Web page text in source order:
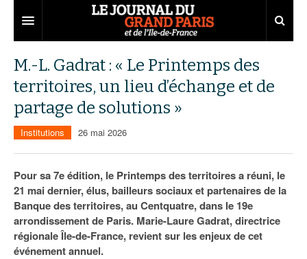
Territoires
Aménagement
Collectivités
Services urbains
Entreprises
Développement économique
Attractivité
Innovation
Transport
Départements
77
78
91
Nominations
Portraits
Agenda
Les Assises du Grand Paris
Éditions précédentes
Le podcast
Ecouter les épisodes
M.-L. Gadrat : « Le Printemps des
territoires, un lieu d’échange et de
partage de solutions »
Institutions 26 mai 2026
Pour sa 7e édition, le Printemps des territoires a réuni, le
21 mai dernier, élus, bailleurs sociaux et partenaires de la
Banque des territoires, au Centquatre, dans le 19e
arrondissement de Paris. Marie-Laure Gadrat, directrice
régionale Île-de-France, revient sur les enjeux de cet
événement annuel.